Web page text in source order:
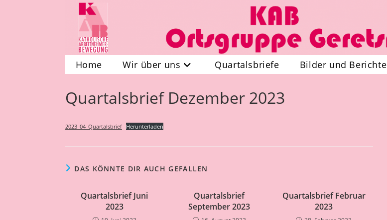
Home Wir über uns Quartalsbriefe Bilder und Berichte
Quartalsbrief Dezember 2023
2023_04_Quartalsbrief Herunterladen
DAS KÖNNTE DIR AUCH GEFALLEN
Quartalsbrief Juni
2023
Quartalsbrief
September 2023
Quartalsbrief Februar
2023